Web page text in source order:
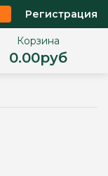
Регистрация
Корзина
0.00руб